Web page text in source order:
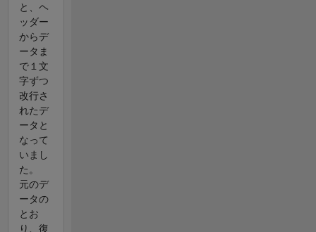
と、ヘ
ッダー
からデ
ータま
で１文
字ずつ
改行さ
れたデ
ータと
なって
いまし
た。
元のデ
ータの
とお
り、復